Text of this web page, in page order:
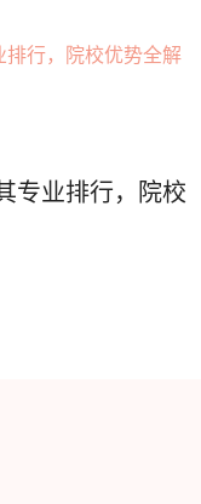
专业排行，院校